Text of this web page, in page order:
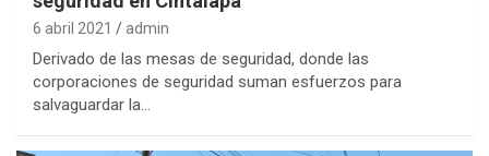
6 abril 2021 admin
Derivado de las mesas de seguridad, donde las
corporaciones de seguridad suman esfuerzos para
salvaguardar la…